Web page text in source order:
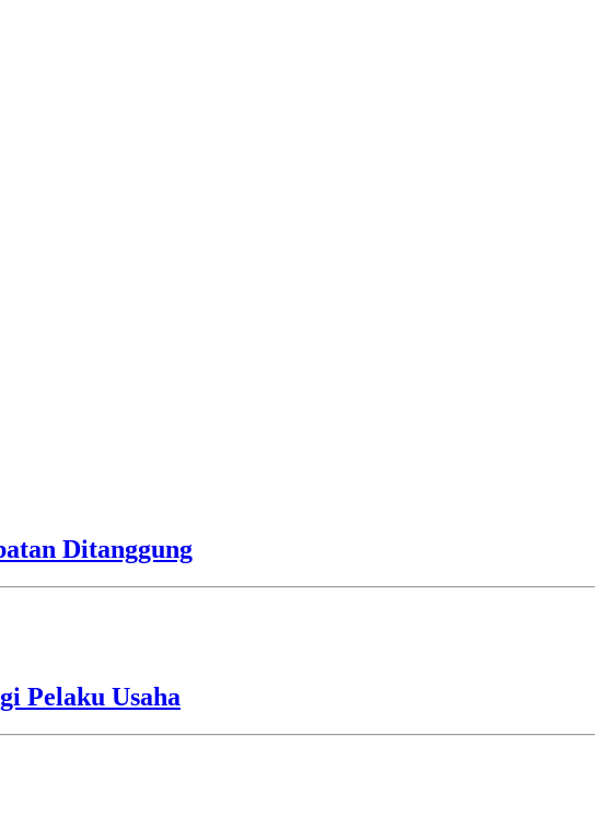
Ditanggung
Pelaku Usaha